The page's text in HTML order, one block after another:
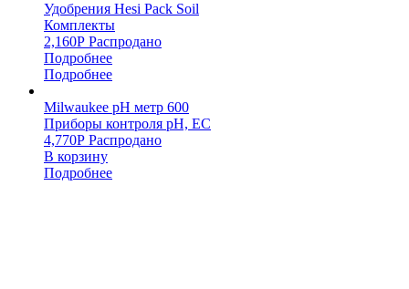
Удобрения Hesi Pack Soil
Комплекты
2,160Р Распродано
Подробнее
Подробнее
Milwaukee pH метр 600
Приборы контроля pH, EC
4,770Р Распродано
В корзину
Подробнее